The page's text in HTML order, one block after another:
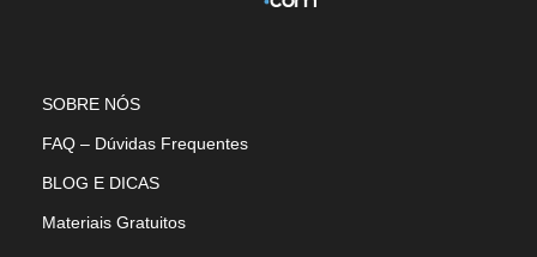
SOBRE NÓS
FAQ – Dúvidas Frequentes
BLOG E DICAS
Materiais Gratuitos